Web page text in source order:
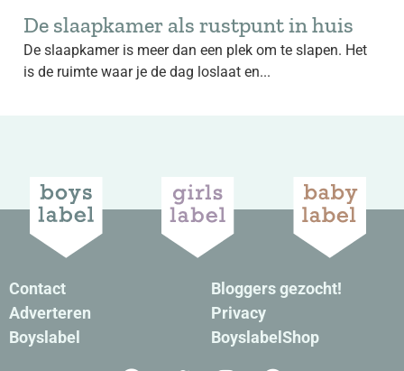
De slaapkamer als rustpunt in huis
De slaapkamer is meer dan een plek om te slapen. Het
is de ruimte waar je de dag loslaat en...
Contact
Adverteren
Boyslabel
Bloggers gezocht!
Privacy
BoyslabelShop